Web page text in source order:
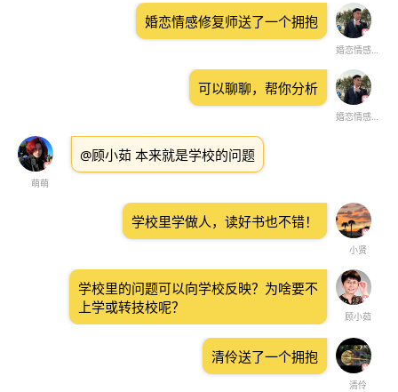
婚恋情感修复师
婚恋情感修复师送了一个拥抱
婚恋情感修复师
可以聊聊，帮你分析
萌萌
@顾小茹 本来就是学校的问题
小贤
学校里学做人，读好书也不错！
顾小茹
学校里的问题可以向学校反映？为啥要不
上学或转技校呢？
清伶
清伶送了一个拥抱